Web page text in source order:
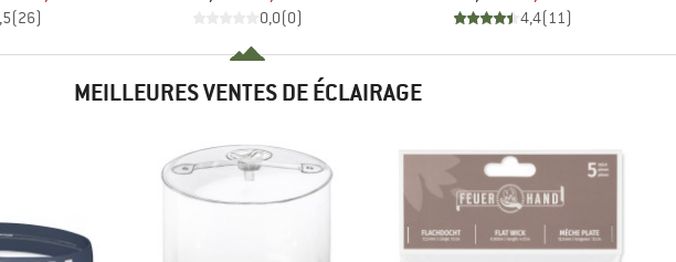
(26) 0,0(0) 4,4(11)
MEILLEURES VENTES DE ÉCLAIRAGE